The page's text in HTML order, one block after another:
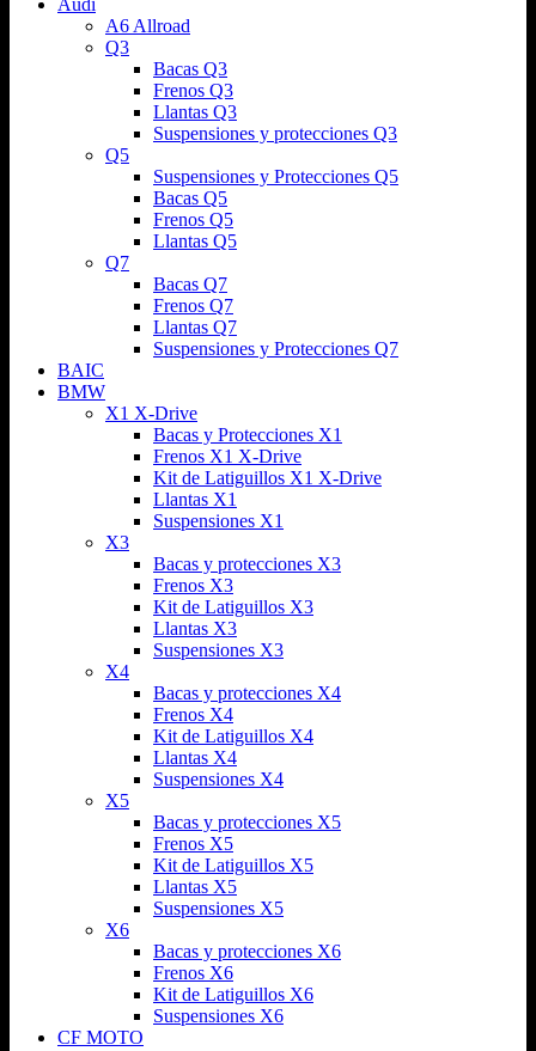
A6 Allroad
Q3
Bacas Q3
Frenos Q3
Llantas Q3
Suspensiones y protecciones Q3
Q5
Suspensiones y Protecciones Q5
Bacas Q5
Frenos Q5
Llantas Q5
Q7
Bacas Q7
Frenos Q7
Llantas Q7
Suspensiones y Protecciones Q7
BAIC
BMW
X1 X-Drive
Bacas y Protecciones X1
Frenos X1 X-Drive
Kit de Latiguillos X1 X-Drive
Llantas X1
Suspensiones X1
X3
Bacas y protecciones X3
Frenos X3
Kit de Latiguillos X3
Llantas X3
Suspensiones X3
X4
Bacas y protecciones X4
Frenos X4
Kit de Latiguillos X4
Llantas X4
Suspensiones X4
X5
Bacas y protecciones X5
Frenos X5
Kit de Latiguillos X5
Llantas X5
Suspensiones X5
X6
Bacas y protecciones X6
Frenos X6
Kit de Latiguillos X6
Suspensiones X6
CF MOTO